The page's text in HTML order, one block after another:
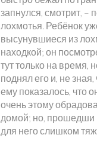
запнулся, смотрит, –
лохмотья. Ребёнок
высунувшиеся из
находкой; он
тут только на время,
поднял его и, не
ему показалось, что
очень этому
домой; но, прошедши
для него слишком